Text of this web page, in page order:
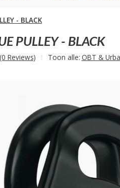
- BLACK
PULLEY - BLACK
Reviews) Toon alle: OBT &